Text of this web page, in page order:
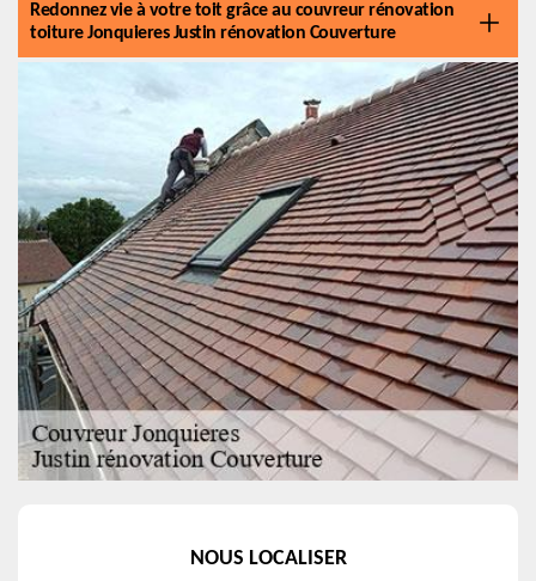
Redonnez vie à votre toit grâce au couvreur rénovation
toiture Jonquieres Justin rénovation Couverture
NOUS LOCALISER